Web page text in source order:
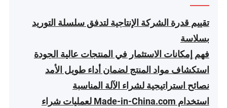
تقييم قدرة الشركة الإنتاجية لتدفق سلسلة التوريد
بسلاسة
فهم إمكانات الاستثمار في المنتجات عالية الجودة
استكشاف مواد المنتج لضمان أداء طويل الأمد
نصائح استراتيجية لشراء الآلة المناسبة
استخدام Made-in-China.com لعمليات شراء